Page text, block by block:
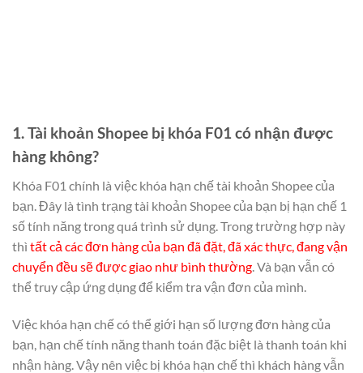
1. Tài khoản Shopee bị khóa F01 có nhận được
hàng không?
Khóa F01 chính là việc khóa hạn chế tài khoản Shopee của
bạn. Đây là tình trạng tài khoản Shopee của bạn bị hạn chế 1
số tính năng trong quá trình sử dụng. Trong trường hợp này
thì tất cả các đơn hàng của bạn đã đặt, đã xác thực, đang vận
chuyển đều sẽ được giao như bình thường. Và bạn vẫn có
thể truy cập ứng dụng để kiểm tra vận đơn của mình.
Việc khóa hạn chế có thể giới hạn số lượng đơn hàng của
bạn, hạn chế tính năng thanh toán đặc biệt là thanh toán khi
nhận hàng. Vậy nên việc bị khóa hạn chế thì khách hàng vẫn